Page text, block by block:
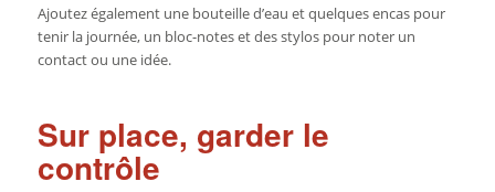
Ajoutez également une bouteille d’eau et quelques encas pour
tenir la journée, un bloc-notes et des stylos pour noter un
contact ou une idée.
Sur place, garder le
contrôle